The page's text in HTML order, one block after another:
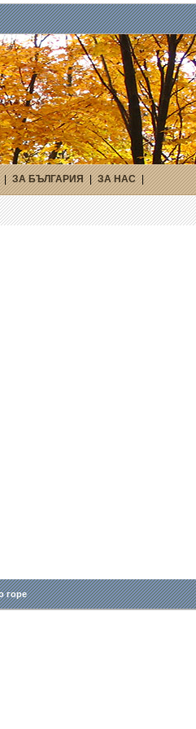
| ЗА БЪЛГАРИЯ | ЗА НАС |
горе